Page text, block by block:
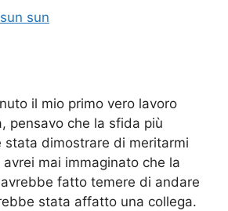
sun sun
il mio primo vero lavoro
pensavo che la sfida più
stata dimostrare di meritarmi
mai immaginato che la
fatto temere di andare
stata affatto una collega.